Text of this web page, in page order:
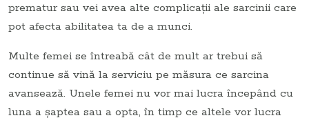
prematur sau vei avea alte complicaţii ale sarcinii care
pot afecta abilitatea ta de a munci.
Multe femei se întreabă cât de mult ar trebui să
continue să vină la serviciu pe măsura ce sarcina
avansează. Unele femei nu vor mai lucra începând cu
luna a şaptea sau a opta, în timp ce altele vor lucra